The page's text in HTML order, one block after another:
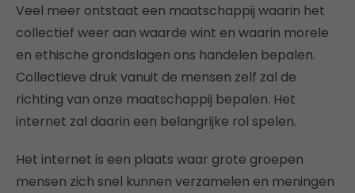
Veel meer ontstaat een maatschappij waarin het
collectief weer aan waarde wint en waarin morele
en ethische grondslagen ons handelen bepalen.
Collectieve druk vanuit de mensen zelf zal de
richting van onze maatschappij bepalen. Het
internet zal daarin een belangrijke rol spelen.
Het internet is een plaats waar grote groepen
mensen zich snel kunnen verzamelen en meningen